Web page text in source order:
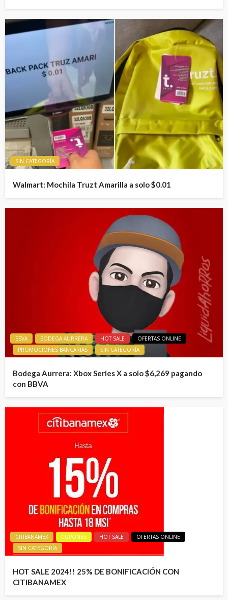
SIN CATEGORÍA
Walmart: Mochila Truzt Amarilla a solo $0.01
BBVA BODEGA AURRERA HOT SALE
OFERTAS ONLINE
PROMOCIONES BANCARIAS
SIN CATEGORÍA
Bodega Aurrera: Xbox Series X a solo $6,269 pagando
con BBVA
CITIBANAMEX CUPONES HOT SALE
OFERTAS ONLINE
SIN CATEGORÍA
HOT SALE 2024!! 25% DE BONIFICACIÓN CON
CITIBANAMEX